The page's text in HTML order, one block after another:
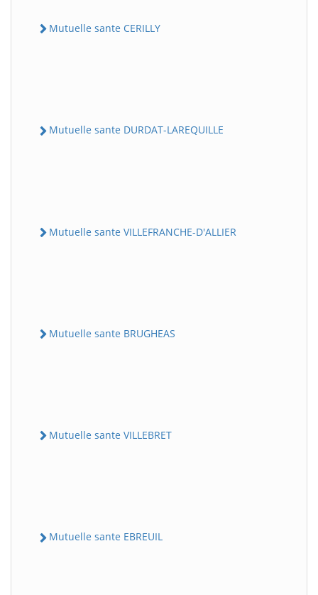
Mutuelle sante CERILLY
Mutuelle sante DURDAT-LAREQUILLE
Mutuelle sante VILLEFRANCHE-D'ALLIER
Mutuelle sante BRUGHEAS
Mutuelle sante VILLEBRET
Mutuelle sante EBREUIL